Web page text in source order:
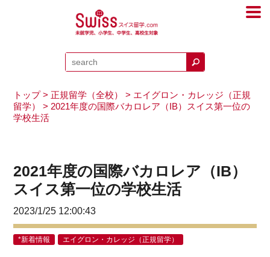
トップ> 正規留学（全校） > エイグロン・カレッジ（正規
留学）
> 2021年度の国際バカロレア（IB）スイス第一位の
学校生活
2021年度の国際バカロレア（IB）
スイス第一位の学校生活
2023/1/25 12:00:43
*新着情報 エイグロン・カレッジ（正規留学）